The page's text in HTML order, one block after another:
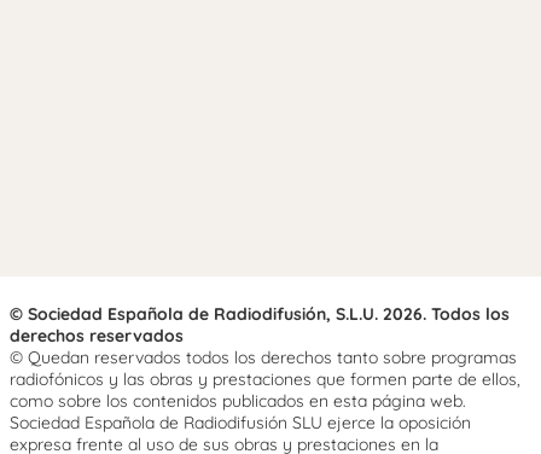
© Sociedad Española de Radiodifusión, S.L.U. 2026. Todos los
derechos reservados
© Quedan reservados todos los derechos tanto sobre programas
radiofónicos y las obras y prestaciones que formen parte de ellos,
como sobre los contenidos publicados en esta página web.
Sociedad Española de Radiodifusión SLU ejerce la oposición
expresa frente al uso de sus obras y prestaciones en la